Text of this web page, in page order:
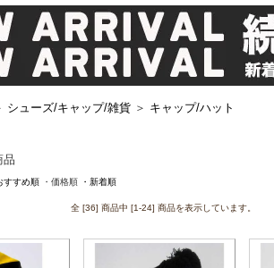
シューズ/キャップ/雑貨 ＞ キャップ/ハット
品
すすめ順 ・価格順 ・新着順
全 [36] 商品中 [1-24] 商品を表示しています。